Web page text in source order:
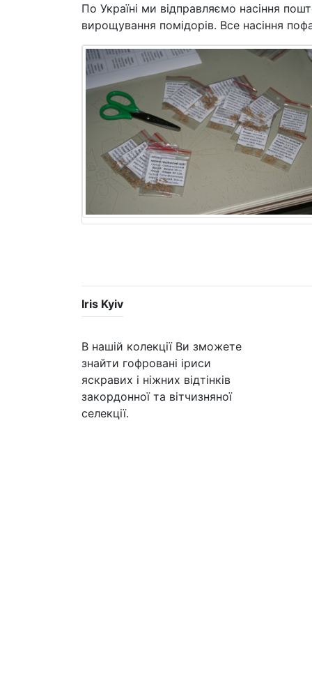
По Україні ми відправляємо насіння
вирощування помідорів. Все насіння
Iris Kyiv
В нашій колекції Ви зможете
знайти гофровані іриси
яскравих і ніжних відтінків
закордонної та вітчизняної
селекції.